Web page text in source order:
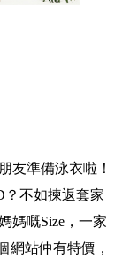
友準備泳衣啦！
不如揀返套家
媽嘅Size，一家
網站仲有特價，